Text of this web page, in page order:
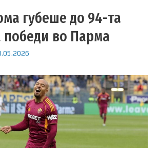
губеше до 94-та
победи во Парма